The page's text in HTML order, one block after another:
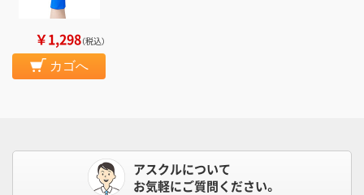
￥1,298（税込）
カゴへ
アスクルについて
お気軽にご質問ください。